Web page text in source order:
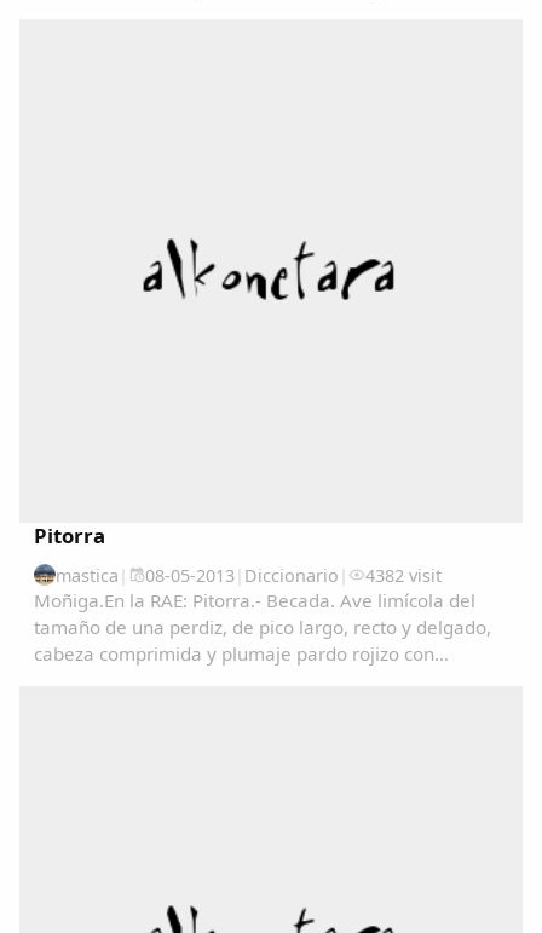
Pitorra
mastica | 08-05-2013| Diccionario | 4382 visit
Moñiga.En la RAE: Pitorra.- Becada. Ave limícola del
tamaño de una perdiz, de pico largo, recto y delgado,
cabeza comprimida y plumaje pardo rojizo con